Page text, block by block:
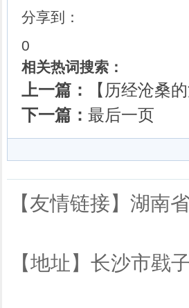
分享到：
0
相关热词搜索：
上一篇：
【历经沧桑
下一篇： 最后一页
【友情链接】 湖南
【地址】长沙市